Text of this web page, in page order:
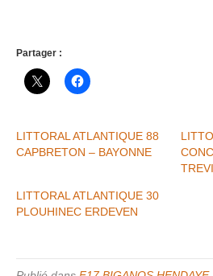
Partager :
LITTORAL ATLANTIQUE 88
CAPBRETON – BAYONNE
LITTORAL ATLANTIQUE 30
PLOUHINEC ERDEVEN